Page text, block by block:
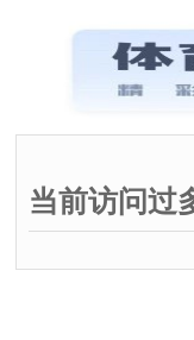
当前访问过